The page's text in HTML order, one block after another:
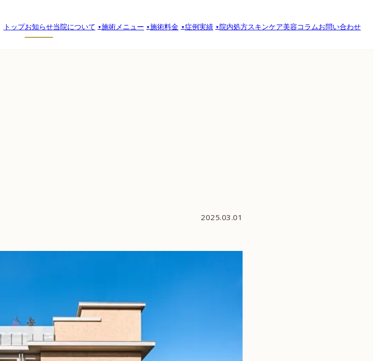
トップお知らせ当院について 施術メニュー 施術料金 症例実績 院内処方スキンケア美容コラムお問い合わせ
2025.03.01